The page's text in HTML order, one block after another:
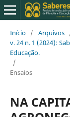
Início / Arquivos
v. 24 n. 1 (2024):
Educação.
/
Ensaios
NA